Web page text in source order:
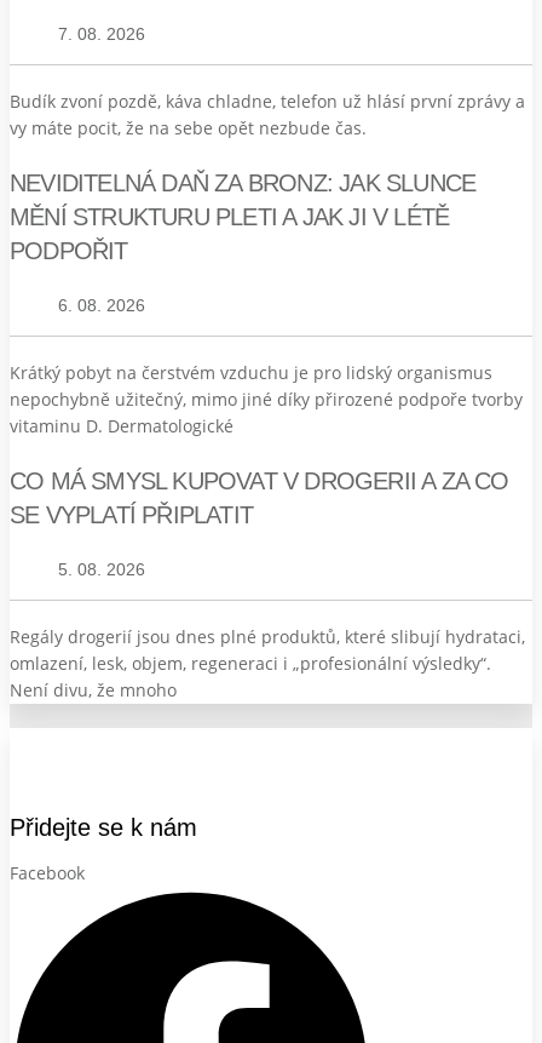
7. 08. 2026
Budík zvoní pozdě, káva chladne, telefon už hlásí první zprávy a
vy máte pocit, že na sebe opět nezbude čas.
NEVIDITELNÁ DAŇ ZA BRONZ: JAK SLUNCE
MĚNÍ STRUKTURU PLETI A JAK JI V LÉTĚ
PODPOŘIT
6. 08. 2026
Krátký pobyt na čerstvém vzduchu je pro lidský organismus
nepochybně užitečný, mimo jiné díky přirozené podpoře tvorby
vitaminu D. Dermatologické
CO MÁ SMYSL KUPOVAT V DROGERII A ZA CO
SE VYPLATÍ PŘIPLATIT
5. 08. 2026
Regály drogerií jsou dnes plné produktů, které slibují hydrataci,
omlazení, lesk, objem, regeneraci i „profesionální výsledky“.
Není divu, že mnoho
Přidejte se k nám
Facebook